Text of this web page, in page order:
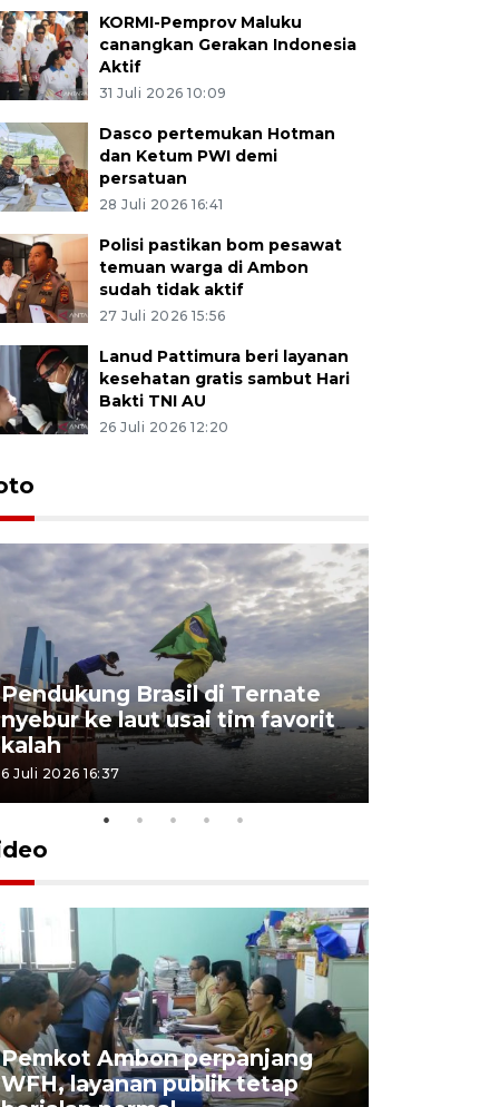
KORMI-Pemprov Maluku
canangkan Gerakan Indonesia
Aktif
31 Juli 2026 10:09
Dasco pertemukan Hotman
dan Ketum PWI demi
persatuan
28 Juli 2026 16:41
Polisi pastikan bom pesawat
temuan warga di Ambon
sudah tidak aktif
27 Juli 2026 15:56
Lanud Pattimura beri layanan
kesehatan gratis sambut Hari
Bakti TNI AU
26 Juli 2026 12:20
Pendukung Brasil di Ternate
nyebur ke laut usai tim favorit
kalah
6 Juli 2026 16:37
Pemkot Ambon perpanjang
WFH, layanan publik tetap